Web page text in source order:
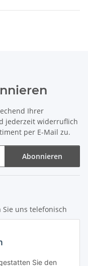
Sie den
Ihrer
jederzeit widerruflich
per E-Mail zu.
Abonnieren
uns telefonisch